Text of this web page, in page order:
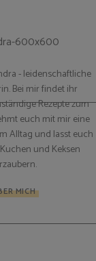
- leidenschaftliche
Bei mir findet ihr
Rezepte zum
euch mit mir eine
Alltag und lasst euch
und Keksen
MICH